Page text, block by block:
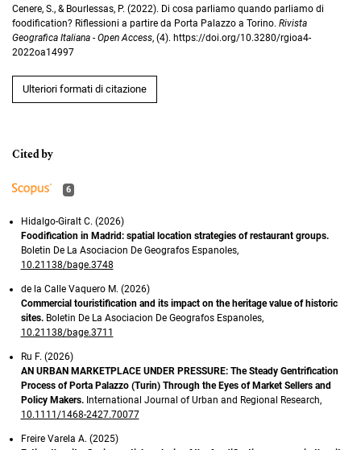
Cenere, S., & Bourlessas, P. (2022). Di cosa parliamo quando parliamo di
foodification? Riflessioni a partire da Porta Palazzo a Torino. Rivista
Geografica Italiana - Open Access, (4). https://doi.org/10.3280/rgioa4-
2022oa14997
Ulteriori formati di citazione
6
Hidalgo-Giralt C. (2026)
Foodification in Madrid: spatial location strategies of restaurant groups.
Boletin De La Asociacion De Geografos Espanoles,
10.21138/bage.3748
de la Calle Vaquero M. (2026)
Commercial touristification and its impact on the heritage value of historic
sites. Boletin De La Asociacion De Geografos Espanoles,
10.21138/bage.3711
Ru F. (2026)
AN URBAN MARKETPLACE UNDER PRESSURE: The Steady Gentrification
Process of Porta Palazzo (Turin) Through the Eyes of Market Sellers and
Policy Makers. International Journal of Urban and Regional Research,
10.1111/1468-2427.70077
Freire Varela A. (2025)